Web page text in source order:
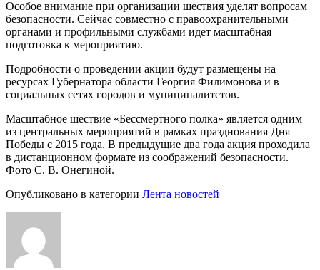
Особое внимание при организации шествия уделят вопросам
безопасности. Сейчас совместно с правоохранительными
органами и профильными службами идет масштабная
подготовка к мероприятию.
Подробности о проведении акции будут размещены на
ресурсах Губернатора области Георгия Филимонова и в
социальных сетях городов и муниципалитетов.
Масштабное шествие «Бессмертного полка» является одним
из центральных мероприятий в рамках празднования Дня
Победы с 2015 года. В предыдущие два года акция проходила
в дистанционном формате из соображений безопасности.
Фото С. В. Онегиной.
Опубликовано в категории Лента новостей